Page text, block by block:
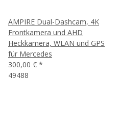
AMPIRE Dual-Dashcam, 4K
Frontkamera und AHD
Heckkamera, WLAN und GPS
für Mercedes
300,00 € *
49488